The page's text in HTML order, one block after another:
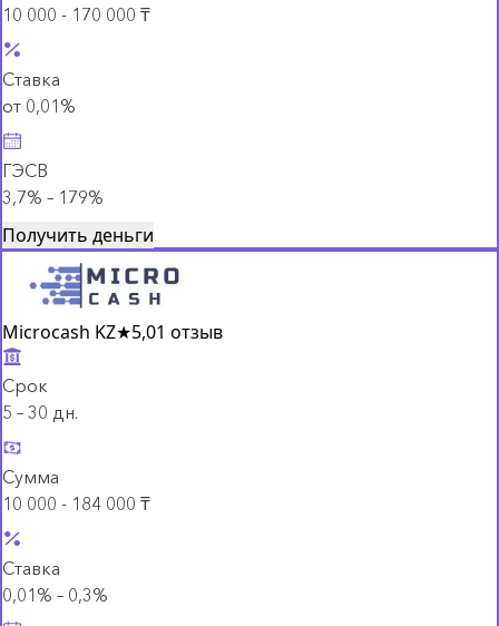
10 000 - 170 000 ₸
Ставка
от 0,01%
ГЭСВ
3,7% – 179%
Получить деньги
Microcash KZ★5,01 отзыв
Срок
5 – 30 дн.
Сумма
10 000 - 184 000 ₸
Ставка
0,01% – 0,3%